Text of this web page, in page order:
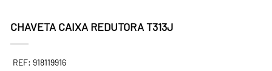
CHAVETA CAIXA REDUTORA T313J
REF: 918119916